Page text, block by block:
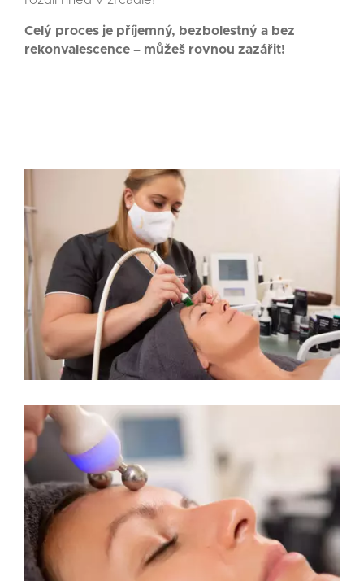
Celý proces je příjemný, bezbolestný a bez
rekonvalescence – můžeš rovnou zazářit!